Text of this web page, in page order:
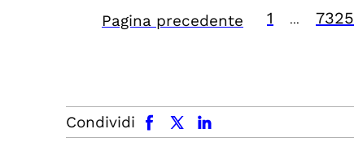
Pagina precedente 1 7325
Condividi
facebook x.com linkedin